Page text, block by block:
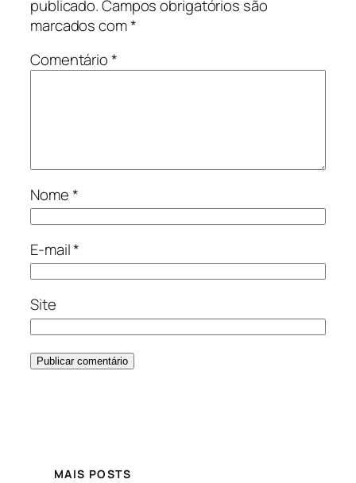
publicado.Campos obrigatórios são
marcados com*
Comentário*
Nome*
E-mail*
Site
MAIS POSTS